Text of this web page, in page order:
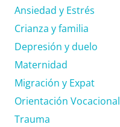
Ansiedad y Estrés
Crianza y familia
Depresión y duelo
Maternidad
Migración y Expat
Orientación Vocacional
Trauma